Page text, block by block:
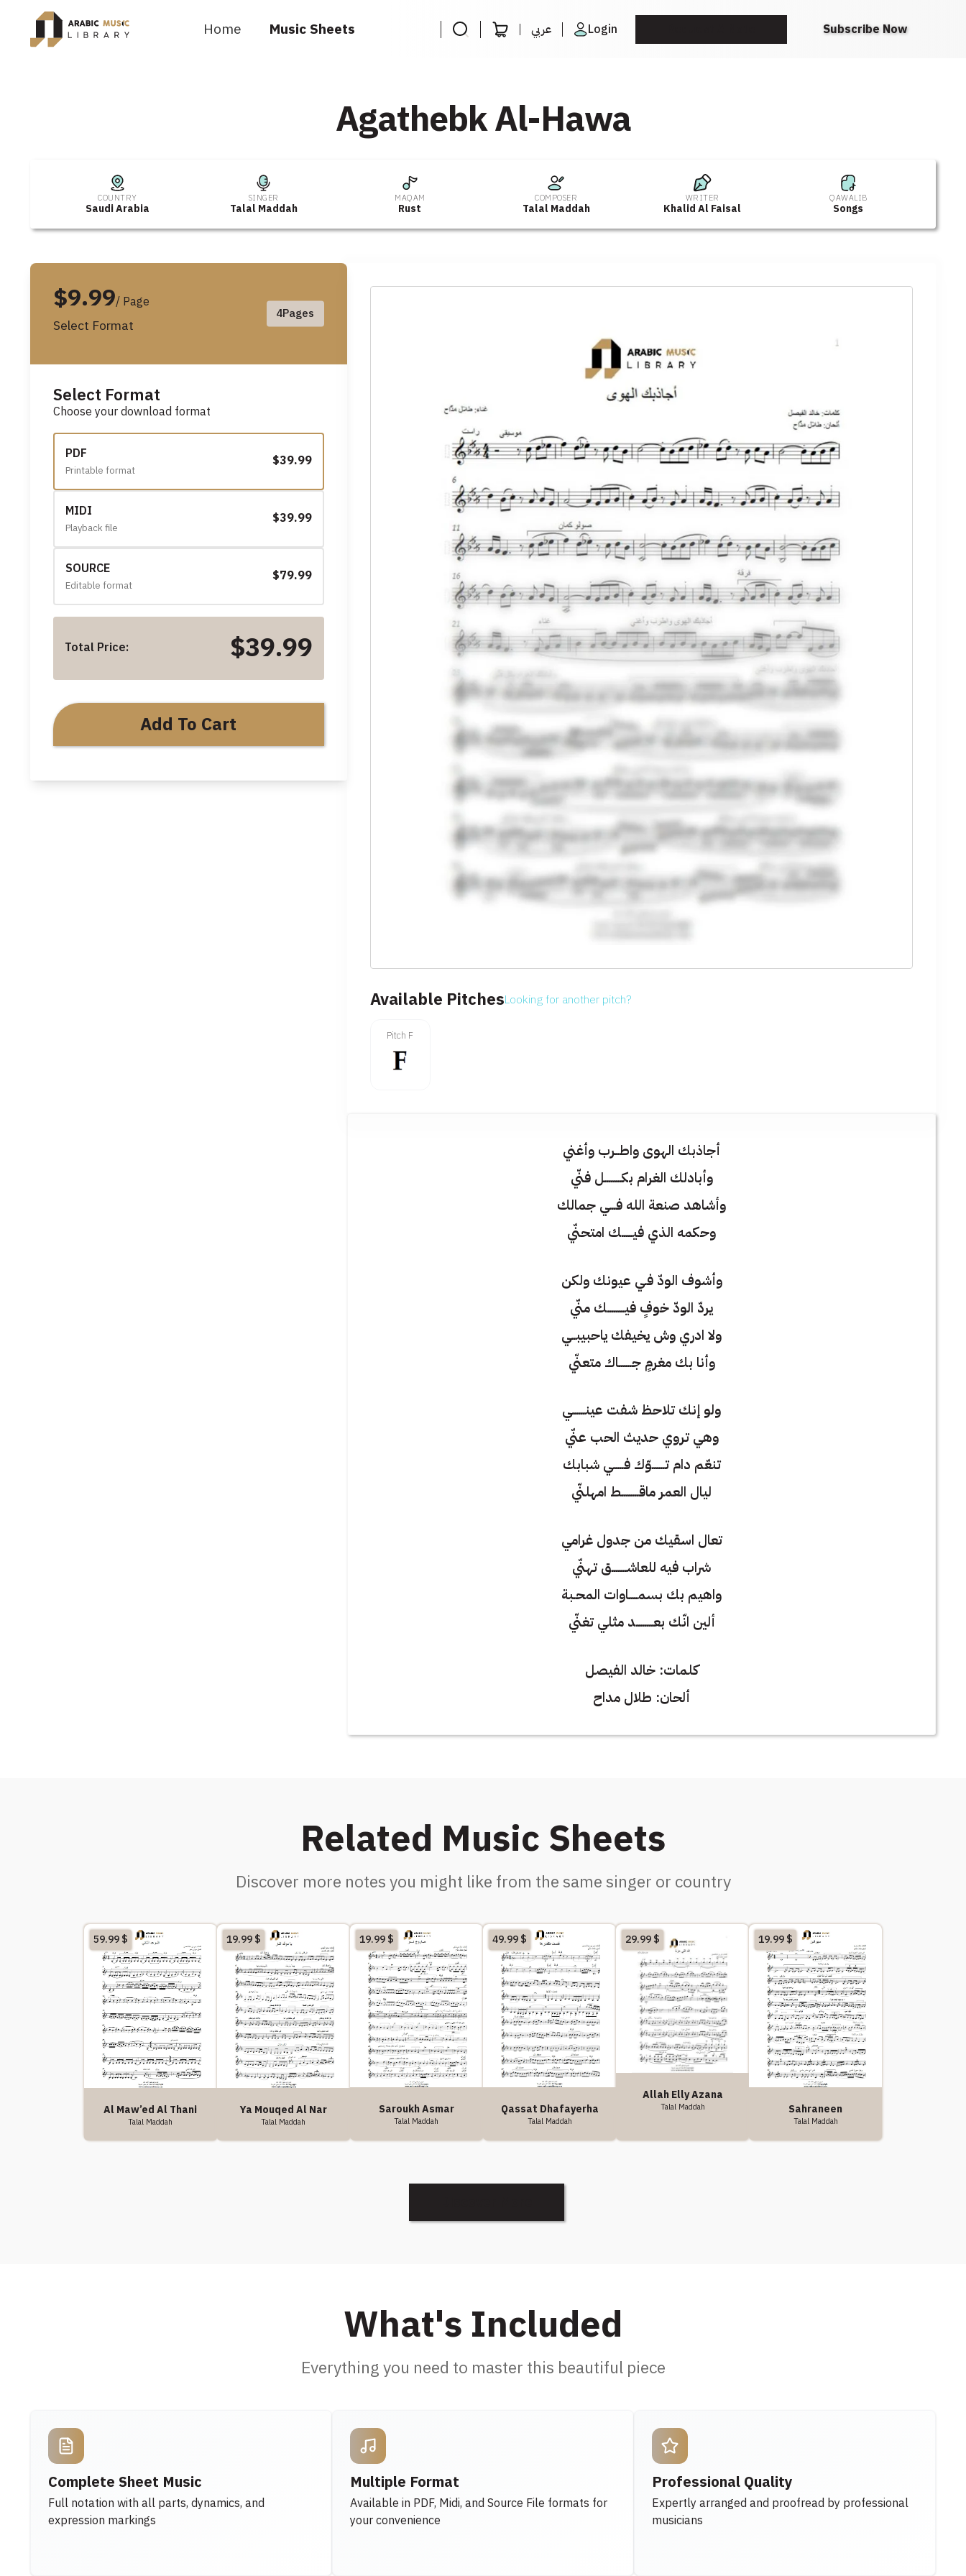
Home Music Sheets عربي Login Subscribe Now
Agathebk Al-Hawa
COUNTRY
Saudi Arabia
SINGER
Talal Maddah
MAQAM
Rust
COMPOSER
Talal Maddah
WRITER
Khalid Al Faisal
QAWALIB
Songs
$9.99/ Page
Select Format
4Pages
Select Format
Choose your download format
PDF
Printable format
$39.99
MIDI
Playback file
$39.99
SOURCE
Editable format
$79.99
Total Price: $39.99
Add To Cart
Available PitchesLooking for another pitch?
Pitch F
أجاذبك الهوى واطــرب وأغني
وأبادلك الغرام بكــــــــل فنّي
وأشاهد صنعة الله فـــي جمالك
وحكمه الذي فيـــــك امتحنّي
وأشوف الودّ فـي عيونك ولكن
يردّ الودّ خوفٍ فيــــــــك منّي
ولا ادري وش يخيفك ياحبيبــي
وأنا بك مغرمٍ جــــــاك متعنّي
ولو إنك تلاحظ شفت عينــــــي
وهي تروي حديث الحب عنّي
تنعّم دام تــــــوّك فـــــي شبابك
ليال العمر ماقــــــــط امهلنّي
تعال اسقيك من جدول غرامي
شراب فيه للعاشـــــــق تهنّي
واهيم بك بسمــــاوات المحـبة
ألين انّك بعــــــــد مثلي تغنّي
كلمات: خالد الفيصل
ألحان: طلال مداح
Related Music Sheets
Discover more notes you might like from the same singer or country
Al Maw’ed Al Thani
Talal Maddah
59.99$
Ya Mouqed Al Nar
Talal Maddah
19.99$
Saroukh Asmar
Talal Maddah
19.99$
Qassat Dhafayerha
Talal Maddah
49.99$
Allah Elly Azana
Talal Maddah
29.99$
Sahraneen
Talal Maddah
19.99$
What's Included
Everything you need to master this beautiful piece
Complete Sheet Music
Full notation with all parts, dynamics, and
expression markings
Multiple Format
Available in PDF, Midi, and Source File formats for
your convenience
Professional Quality
Expertly arranged and proofread by professional
musicians